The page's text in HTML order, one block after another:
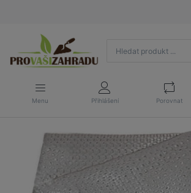
Menu Přihlášení Porovnat